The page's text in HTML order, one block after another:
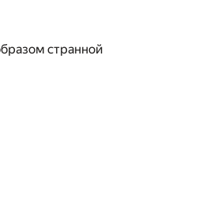
странной